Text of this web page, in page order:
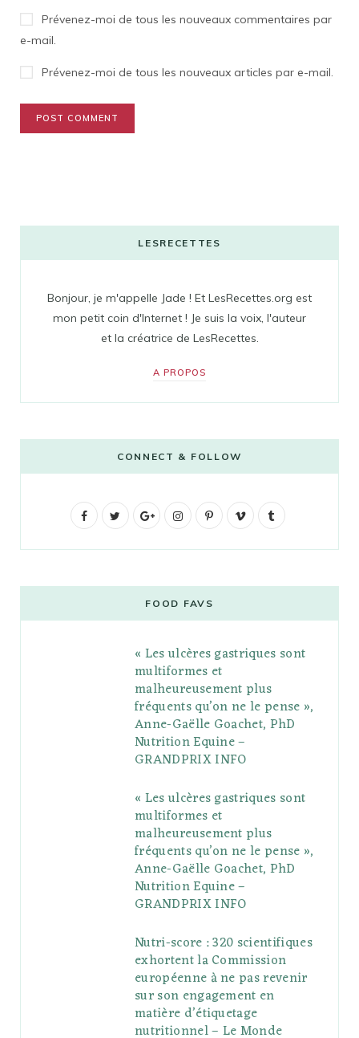
Prévenez-moi de tous les nouveaux commentaires par
e-mail.
Prévenez-moi de tous les nouveaux articles par e-mail.
LESRECETTES
Bonjour, je m'appelle Jade ! Et LesRecettes.org est
mon petit coin d'Internet ! Je suis la voix, l'auteur
et la créatrice de LesRecettes.
A PROPOS
CONNECT & FOLLOW
F
b
t
G
g
l
e
P
l
s
I
t
a
g
r
a
m
P
e
r
e
s
V
o
l
r
FOOD FAVS
« Les ulcères gastriques sont
multiformes et
malheureusement plus
fréquents qu’on ne le pense »,
Anne-Gaëlle Goachet, PhD
Nutrition Equine –
GRANDPRIX INFO
« Les ulcères gastriques sont
multiformes et
malheureusement plus
fréquents qu’on ne le pense »,
Anne-Gaëlle Goachet, PhD
Nutrition Equine –
GRANDPRIX INFO
Nutri-score : 320 scientifiques
exhortent la Commission
européenne à ne pas revenir
sur son engagement en
matière d’étiquetage
nutritionnel – Le Monde